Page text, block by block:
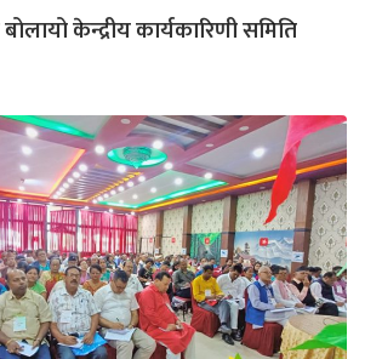
केन्द्रीय कार्यकारिणी समिति